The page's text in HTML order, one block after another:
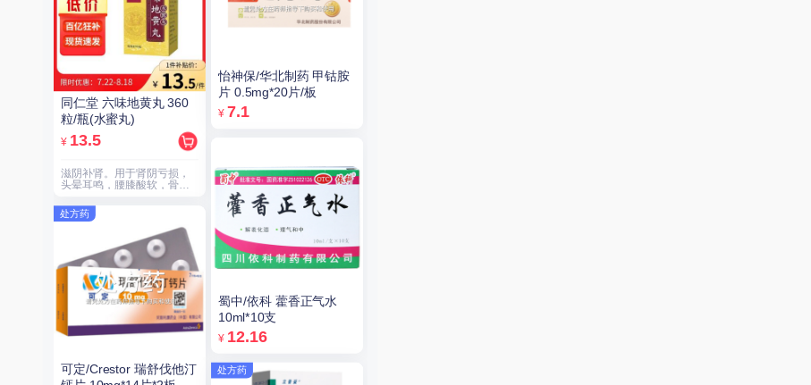
同仁堂 六味地黄丸 360
粒/瓶(水蜜丸)
¥ 13.5
滋阴补肾。用于肾阴亏损，
头晕耳鸣，腰膝酸软，骨蒸
处方药
可定/Crestor 瑞舒伐他汀
怡神保/华北制药 甲钴胺
片 0.5mg*20片/板
¥ 7.1
蜀中/依科 藿香正气水
10ml*10支
¥ 12.16
处方药